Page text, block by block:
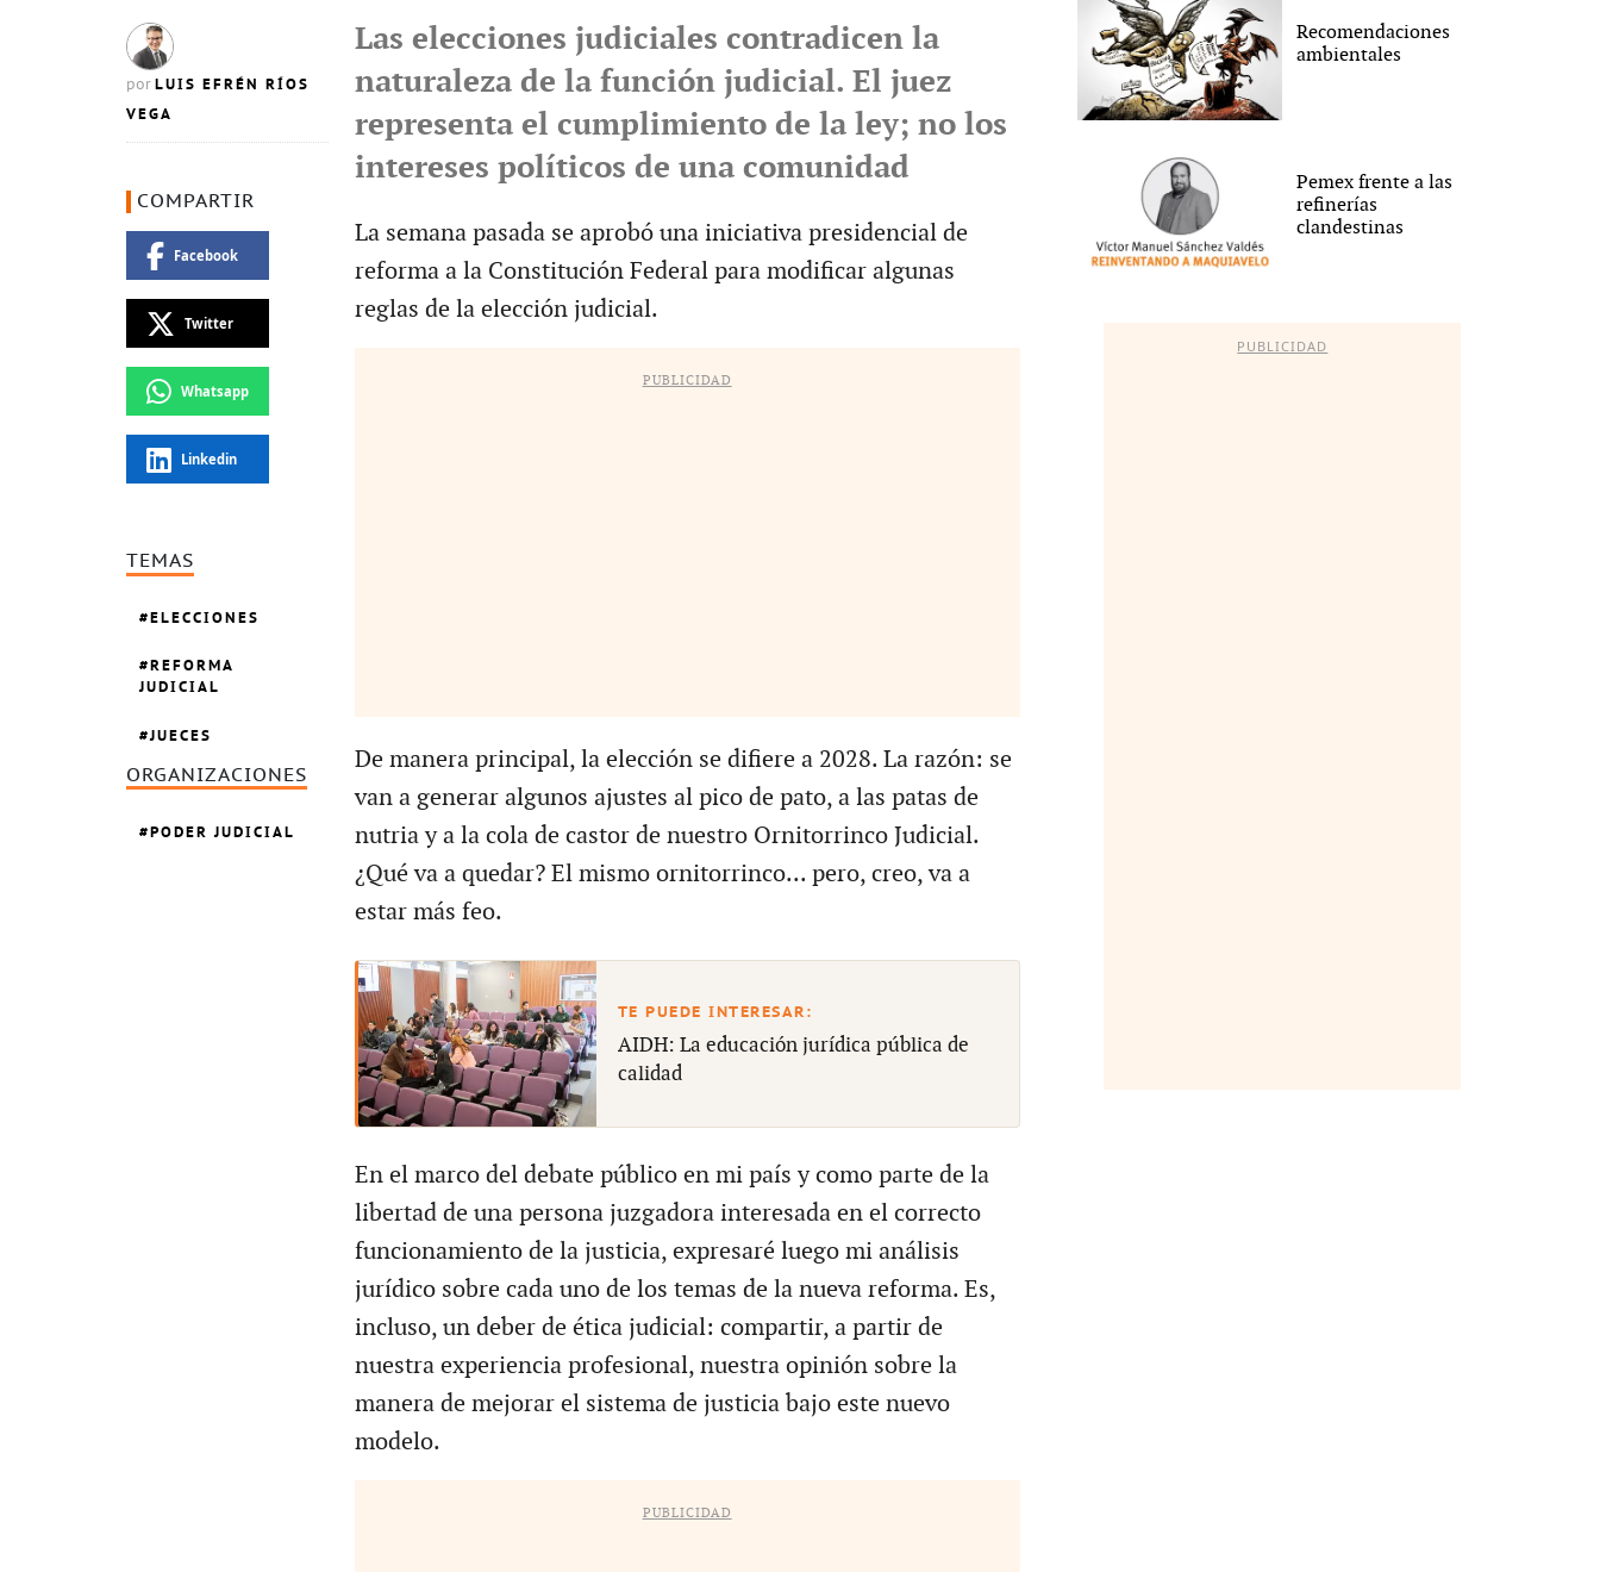
por LUIS EFRÉN RÍOS
VEGA
COMPARTIR
Facebook
Twitter
Whatsapp
Linkedin
TEMAS
ELECCIONES
REFORMA
JUDICIAL
JUECES
ORGANIZACIONES
PODER JUDICIAL
Las elecciones judiciales contradicen la
naturaleza de la función judicial. El juez
representa el cumplimiento de la ley; no los
intereses políticos de una comunidad
La semana pasada se aprobó una iniciativa presidencial de
reforma a la Constitución Federal para modificar algunas
reglas de la elección judicial.
PUBLICIDAD
De manera principal, la elección se difiere a 2028. La razón: se
van a generar algunos ajustes al pico de pato, a las patas de
nutria y a la cola de castor de nuestro Ornitorrinco Judicial.
¿Qué va a quedar? El mismo ornitorrinco... pero, creo, va a
estar más feo.
AIDH: La educación jurídica pública de
calidad
En el marco del debate público en mi país y como parte de la
libertad de una persona juzgadora interesada en el correcto
funcionamiento de la justicia, expresaré luego mi análisis
jurídico sobre cada uno de los temas de la nueva reforma. Es,
incluso, un deber de ética judicial: compartir, a partir de
nuestra experiencia profesional, nuestra opinión sobre la
manera de mejorar el sistema de justicia bajo este nuevo
modelo.
PUBLICIDAD
Recomendaciones
ambientales
Pemex frente a las
refinerías
clandestinas
PUBLICIDAD